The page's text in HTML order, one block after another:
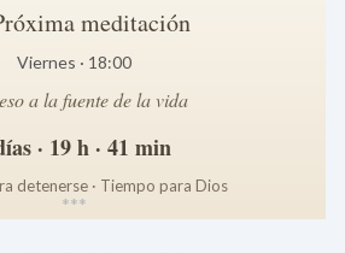
meditación
Viernes · 18:00
a la fuente de la vida
· 19 h · 41 min
detenerse · Tiempo para Dios
***